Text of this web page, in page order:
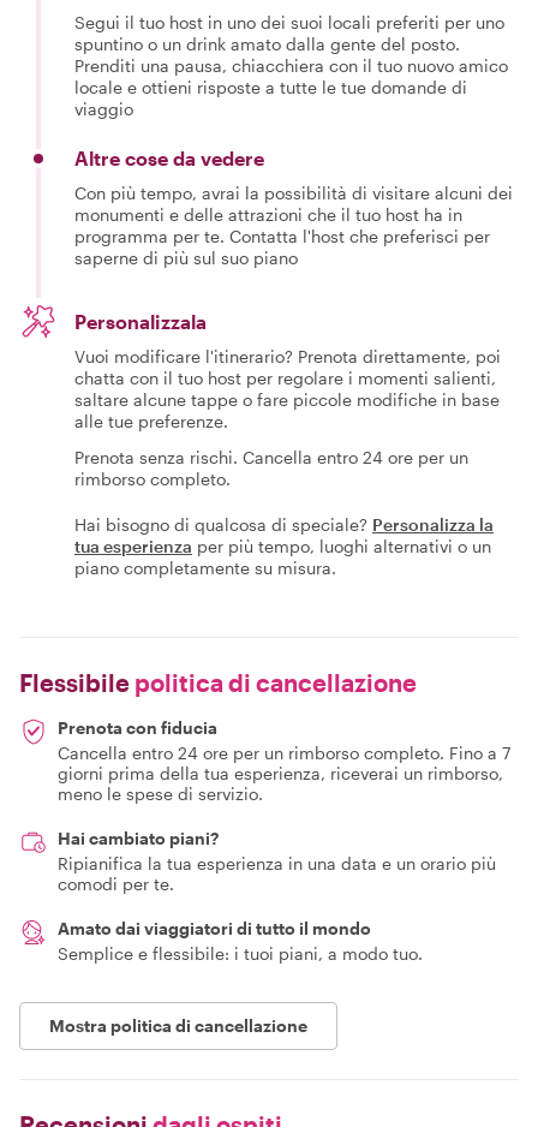
Segui il tuo host in uno dei suoi locali preferiti per uno
spuntino o un drink amato dalla gente del posto.
Prenditi una pausa, chiacchiera con il tuo nuovo amico
locale e ottieni risposte a tutte le tue domande di
viaggio
Altre cose da vedere
Con più tempo, avrai la possibilità di visitare alcuni dei
monumenti e delle attrazioni che il tuo host ha in
programma per te. Contatta l'host che preferisci per
saperne di più sul suo piano
Personalizzala
Vuoi modificare l'itinerario? Prenota direttamente, poi
chatta con il tuo host per regolare i momenti salienti,
saltare alcune tappe o fare piccole modifiche in base
alle tue preferenze.
Prenota senza rischi. Cancella entro 24 ore per un
rimborso completo.
Hai bisogno di qualcosa di speciale? Personalizza la
tua esperienza per più tempo, luoghi alternativi o un
piano completamente su misura.
Flessibile politica di cancellazione
Prenota con fiducia
Cancella entro 24 ore per un rimborso completo. Fino a 7
giorni prima della tua esperienza, riceverai un rimborso,
meno le spese di servizio.
Hai cambiato piani?
Ripianifica la tua esperienza in una data e un orario più
comodi per te.
Amato dai viaggiatori di tutto il mondo
Semplice e flessibile: i tuoi piani, a modo tuo.
Mostra politica di cancellazione